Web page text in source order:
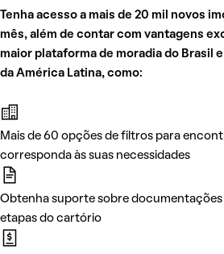
Tenha acesso a mais de 20 mil novos
mês, além de contar com vantagens
maior plataforma de moradia do Brasil
da América Latina, como:
Mais de 60 opções de filtros para
corresponda às suas necessidades
Obtenha suporte sobre documentações
etapas do cartório